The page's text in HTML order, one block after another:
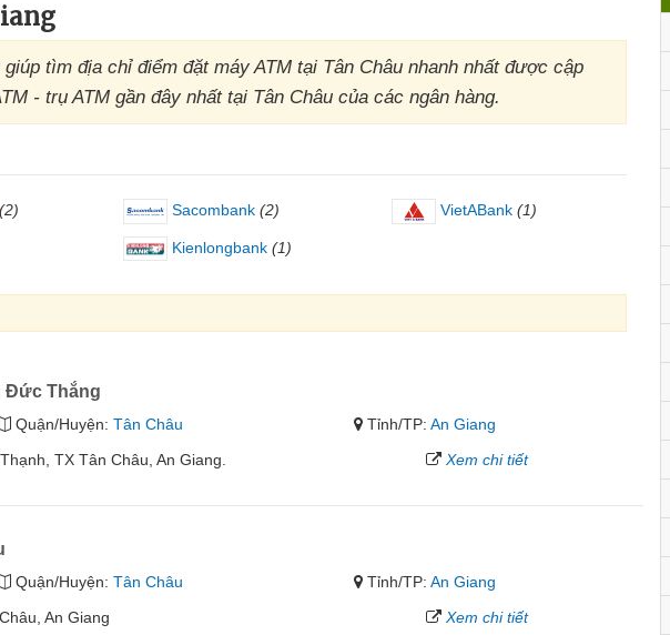
tìm địa chỉ điểm đặt máy ATM tại Tân Châu nhanh nhất được cập
- trụ ATM gần đây nhất tại Tân Châu của các ngân hàng.
(2) Sacombank (2) VietABank (1)
Kienlongbank (1)
Đức Thắng
Quận/Huyện: Tân Châu Tỉnh/TP:An Giang
TX Tân Châu, An Giang.
Xem chi tiết
Quận/Huyện: Tân Châu Tỉnh/TP:An Giang
An Giang
Xem chi tiết